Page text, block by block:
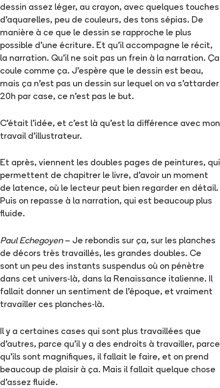
dessin assez léger, au crayon, avec quelques touches
d'aquarelles, peu de couleurs, des tons sépias. De
manière à ce que le dessin se rapproche le plus
possible d'une écriture. Et qu'il accompagne le récit,
la narration. Qu'il ne soit pas un frein à la narration. Ça
coule comme ça. J'espère que le dessin est beau,
mais ça n'est pas un dessin sur lequel on va s'attarder
20h par case, ce n'est pas le but.
C'était l'idée, et c'est là qu'est la différence avec mon
travail d'illustrateur.
Et après, viennent les doubles pages de peintures, qui
permettent de chapitrer le livre, d'avoir un moment
de latence, où le lecteur peut bien regarder en détail.
Puis on repasse à la narration, qui est beaucoup plus
fluide.
Paul Echegoyen– Je rebondis sur ça, sur les planches
de décors très travaillés, les grandes doubles. Ce
sont un peu des instants suspendus où on pénètre
dans cet univers-là, dans la Renaissance italienne. Il
fallait donner un sentiment de l'époque, et vraiment
travailler ces planches-là.
Il y a certaines cases qui sont plus travaillées que
d'autres, parce qu'il y a des endroits à travailler, parce
qu'ils sont magnifiques, il fallait le faire, et on prend
beaucoup de plaisir à ça. Mais il fallait quelque chose
d'assez fluide.